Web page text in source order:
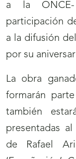
a la
participación
a la difusión
por su
La obra
formarán
también
presentadas
de Rafael